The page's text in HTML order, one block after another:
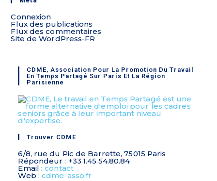
Connexion
Flux des publications
Flux des commentaires
Site de WordPress-FR
CDME, Association Pour La Promotion Du Travail
En Temps Partagé Sur Paris Et La Région
Parisienne
Trouver CDME
6/8, rue du Pic de Barrette, 75015 Paris
Répondeur : +33.1.45.54.80.84
Email :contact
Web :cdme-asso.fr